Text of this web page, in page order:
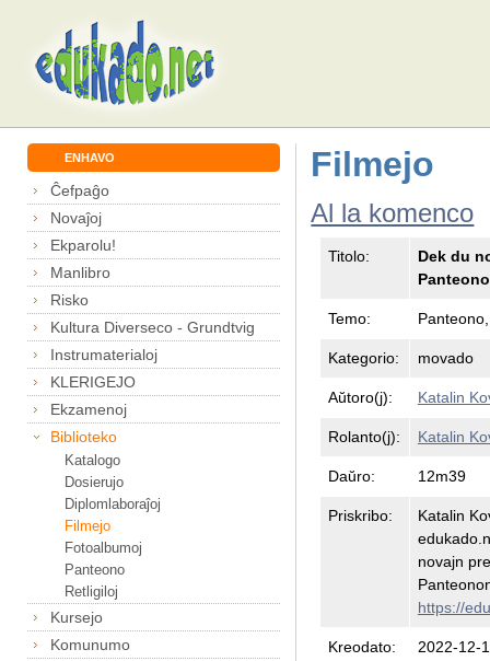
ENHAVO
Ĉefpaĝo
Novaĵoj
Ekparolu!
Manlibro
Risko
Kultura Diverseco - Grundtvig
Instrumaterialoj
KLERIGEJO
Ekzamenoj
Biblioteko
Katalogo
Dosierujo
Diplomlaboraĵoj
Filmejo
Fotoalbumoj
Panteono
Retligiloj
Kursejo
Komunumo
Filmejo
Al la komenco
Titolo:
Dek du
Temo:
Kategorio: movado
Aŭtoro(j): Katalin
Rolanto(j): Katalin
Daŭro: 12m39
Priskribo:
Katalin
novajn
https://
Kreodato: 2022-12-